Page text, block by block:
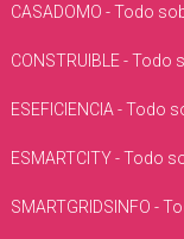
CASADOMO - Todo
CONSTRUIBLE -
ESEFICIENCIA - Todo
ESMARTCITY - Todo
SMARTGRIDSINFO -